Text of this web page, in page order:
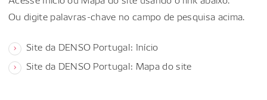
Ou digite palavras-chave no campo de pesquisa acima.
Site da DENSO Portugal: Início
Site da DENSO Portugal: Mapa do site